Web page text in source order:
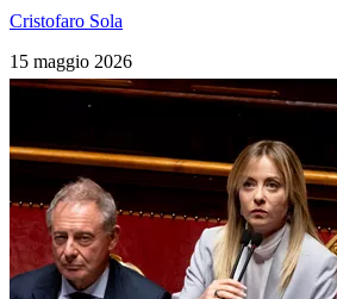
Cristofaro Sola
15 maggio 2026